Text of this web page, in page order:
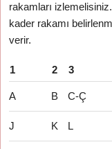
rakamları
kader rakamı
verir.
1 2 3
A B C-Ç
J K L